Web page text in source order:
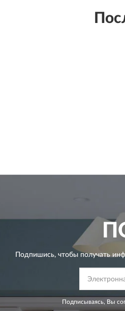
Подпишись, чтобы получать
Подписываясь, Вы